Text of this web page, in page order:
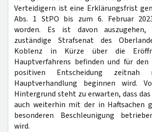
Verteidigern ist eine Erklärungsfrist
Abs. 1 StPO bis zum 6. Februar
worden. Es ist davon auszugehen,
zuständige Strafsenat des
Koblenz in Kürze über die
Hauptverfahrens befinden und für
positiven Entscheidung
Hauptverhandlung beginnen wird.
Hintergrund steht zu erwarten, dass das
auch weiterhin mit der in Haftsachen
besonderen Beschleunigung
wird.